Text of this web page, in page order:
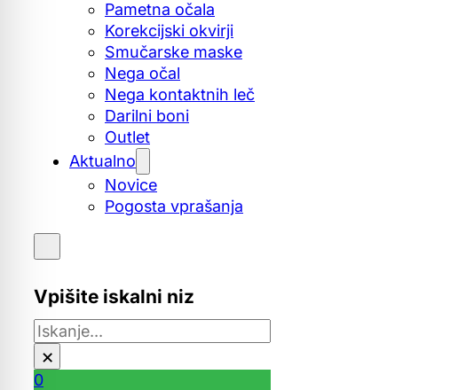
Pametna očala
Korekcijski okvirji
Smučarske maske
Nega očal
Nega kontaktnih leč
Darilni boni
Outlet
Aktualno
Novice
Pogosta vprašanja
Vpišite iskalni niz
Išči
×
0